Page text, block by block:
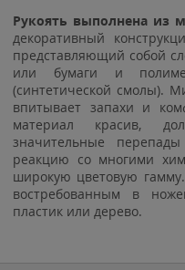
Рукоять выполнена из
декоративный
представляющий собой
или бумаги и
(синтетической смолы).
впитывает запахи и
материал красив,
значительные
реакцию со многими
широкую цветовую
востребованным в
пластик или дерево.